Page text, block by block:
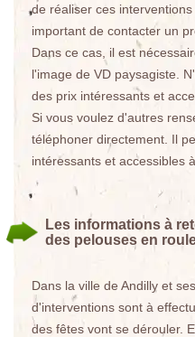
de réaliser ces
important de contacter un
Dans ce cas, il est
l'image de VD paysagiste.
des prix intéressants et
Si vous voulez d'autres
téléphoner directement. Il
intéressants et accessibles
Les informations à
des pelouses en
Dans la ville de Andilly et
d'interventions sont à
des fêtes vont se dérouler.